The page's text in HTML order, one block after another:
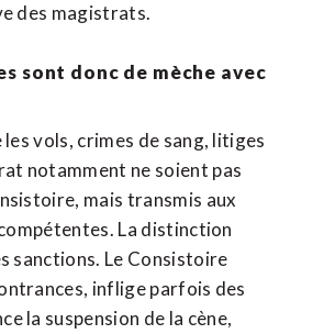
des magistrats.
sont donc de mèche avec
vols, crimes de sang, litiges
notamment ne soient pas
mais transmis aux
La distinction
sanctions. Le Consistoire
inflige parfois des
la suspension de la cène,